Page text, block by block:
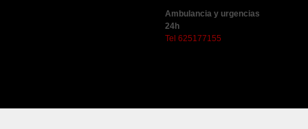
Ambulancia y urgencias
24h
Tel 625177155